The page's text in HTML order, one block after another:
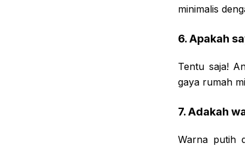
minimalis
6. Apakah
Tentu saja!
gaya rumah
7. Adakah
Warna putih